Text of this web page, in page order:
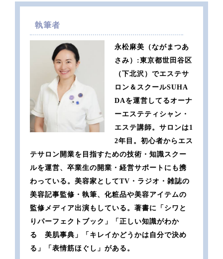
執筆者
永松麻美（ながまつあ
さみ）:東京都世田谷区
（下北沢）でエステサ
ロン＆スクールSUHA
DAを運営してるオーナ
ーエステティシャン・
エステ講師。サロンは1
2年目。初心者からエス
テサロン開業を目指すための技術・知識スクー
ルを運営、卒業生の開業・経営サポートにも携
わっている。美容家としてTV・ラジオ・雑誌の
美容記事監修・執筆、化粧品や美容アイテムの
監修メディア出演もしている。著書に「シワと
りパーフェクトブック」「正しい知識がわか
る 美肌事典」「キレイかどうかは自分で決め
る」「表情筋ほぐし」がある。